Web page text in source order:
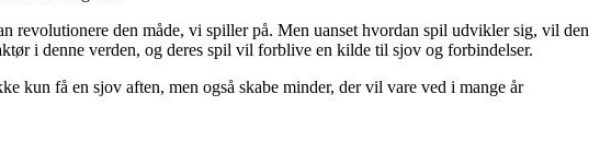
revolutionere den måde, vi spiller på. Men uanset hvordan spil udvikler sig, vil den
i denne verden, og deres spil vil forblive en kilde til sjov og forbindelser.
kun få en sjov aften, men også skabe minder, der vil vare ved i mange år